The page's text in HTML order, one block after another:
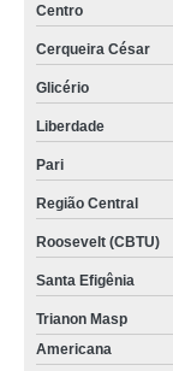
Centro
Cerqueira César
Glicério
Liberdade
Pari
Região Central
Roosevelt (CBTU)
Santa Efigênia
Trianon Masp
Americana